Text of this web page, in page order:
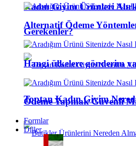
Kadın Giyim Ürünleri
Gerekenler?
Toptan Kadın Giyim
Alternatif Ödeme
Hangi ülkelere gönderim
Ödeme Yapmak Güvenli
Formlar
Diller